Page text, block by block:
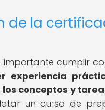
de la
importante cumplir
experiencia
conceptos y
un curso de